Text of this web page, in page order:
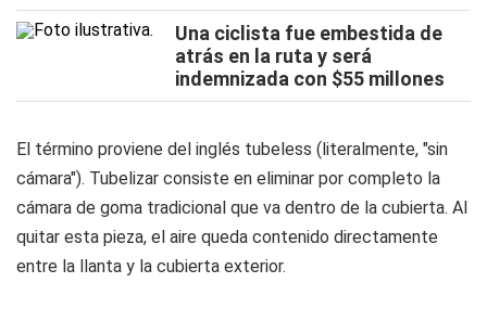
Una ciclista fue embestida de
atrás en la ruta y será
indemnizada con $55 millones
El término proviene del inglés tubeless (literalmente, "sin
cámara"). Tubelizar consiste en eliminar por completo la
cámara de goma tradicional que va dentro de la cubierta. Al
quitar esta pieza, el aire queda contenido directamente
entre la llanta y la cubierta exterior.